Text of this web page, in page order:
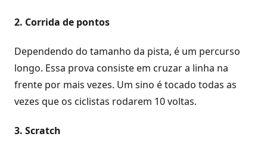
2. Corrida de pontos
Dependendo do tamanho da pista, é um percurso
longo. Essa prova consiste em cruzar a linha na
frente por mais vezes. Um sino é tocado todas as
vezes que os ciclistas rodarem 10 voltas.
3. Scratch